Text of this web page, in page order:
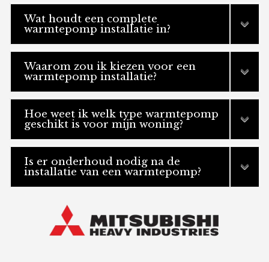
Wat houdt een complete
warmtepomp installatie in?
Waarom zou ik kiezen voor een
warmtepomp installatie?
Hoe weet ik welk type warmtepomp
geschikt is voor mijn woning?
Is er onderhoud nodig na de
installatie van een warmtepomp?